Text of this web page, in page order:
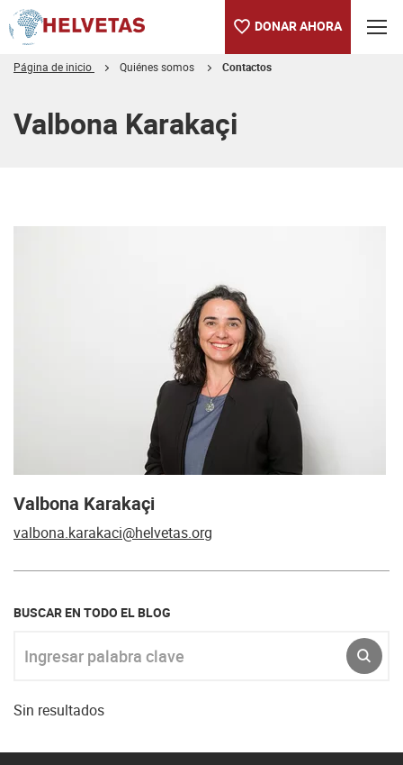
DONAR AHORA
Página de inicio Quiénes somos Contactos
Valbona Karakaçi
Valbona Karakaçi
valbona.karakaci@helvetas.org
BUSCAR EN TODO EL BLOG
Sin resultados